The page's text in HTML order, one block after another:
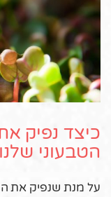
כיצד נפיק
הטבעוני שלנו
על מנת שנפיק את